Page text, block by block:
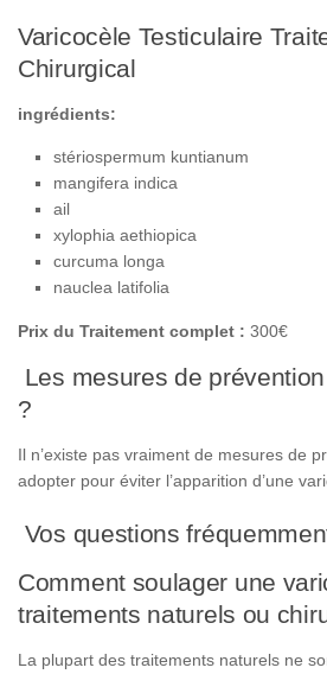
Varicocèle Testiculaire
Chirurgical
ingrédients:
stériospermum kuntianum
mangifera indica
ail
xylophia aethiopica
curcuma longa
nauclea latifolia
Prix du Traitement complet : 300€
Les mesures de
?
Il n’existe pas vraiment de mesures de
adopter pour éviter l’apparition d’une
Vos questions
Comment soulager une
traitements naturels ou
La plupart des traitements naturels ne